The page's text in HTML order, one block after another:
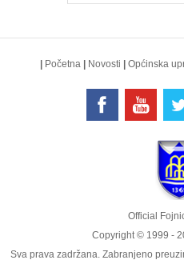
| Početna | Novosti | Općinska
Official
Copyright © 1999 -
Sva prava zadržana. Zabranjeno